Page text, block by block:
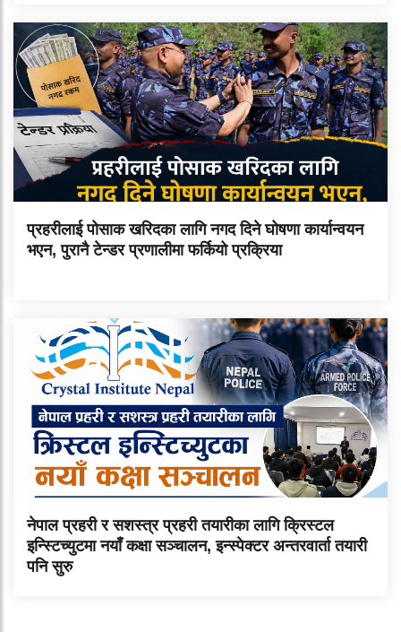
प्रहरीलाई पोसाक खरिदका लागि नगद दिने घोषणा कार्यान्वयन
भएन, पुरानै टेन्डर प्रणालीमा फर्कियो प्रक्रिया
नेपाल प्रहरी र सशस्त्र प्रहरी तयारीका लागि क्रिस्टल
इन्स्टिच्युटमा नयाँ कक्षा सञ्चालन, इन्स्पेक्टर अन्तरवार्ता तयारी
पनि सुरु